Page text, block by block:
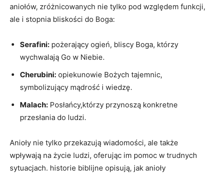
aniołów, zróżnicowanych nie tylko pod względem funkcji,
ale i stopnia bliskości do Boga:
Serafini: pożerający ogień, bliscy Boga, którzy
wychwalają Go w Niebie.
Cherubini: opiekunowie Bożych tajemnic,
symbolizujący mądrość i wiedzę.
Malach: Posłańcy,którzy przynoszą konkretne
przesłania do ludzi.
Anioły nie tylko przekazują wiadomości, ale także
wpływają na życie ludzi, oferując im pomoc w trudnych
sytuacjach. historie biblijne opisują, jak anioły